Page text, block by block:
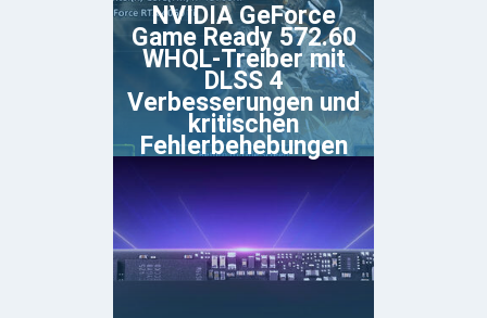
NVIDIA GeForce
Game Ready 572.60
WHQL-Treiber mit
DLSS 4
Verbesserungen und
kritischen
Fehlerbehebungen